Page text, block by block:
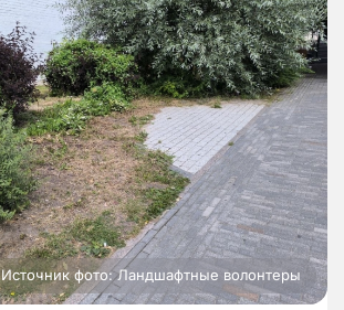
Источник фото: Ландшафтные волонтеры